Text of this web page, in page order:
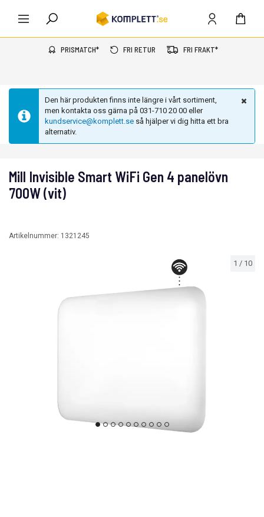
PRISMATCH* FRI RETUR FRI FRAKT*
Den här produkten finns inte längre i vårt sortiment,
men kontakta oss gärna på 031-710 20 00 eller
kundservice@komplett.se så hjälper vi dig hitta ett bra
alternativ.
1 / 10
Mill Invisible Smart WiFi Gen 4 panelövn
700W (vit)
Artikelnummer: 1321245